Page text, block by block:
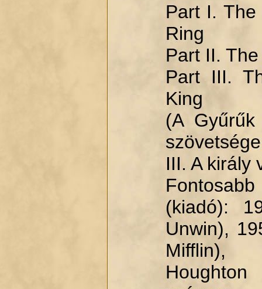
Part I.
Ring
Part II.
Part III.
King
(A
III. A király
(kiadó):
Unwin),
Houghton